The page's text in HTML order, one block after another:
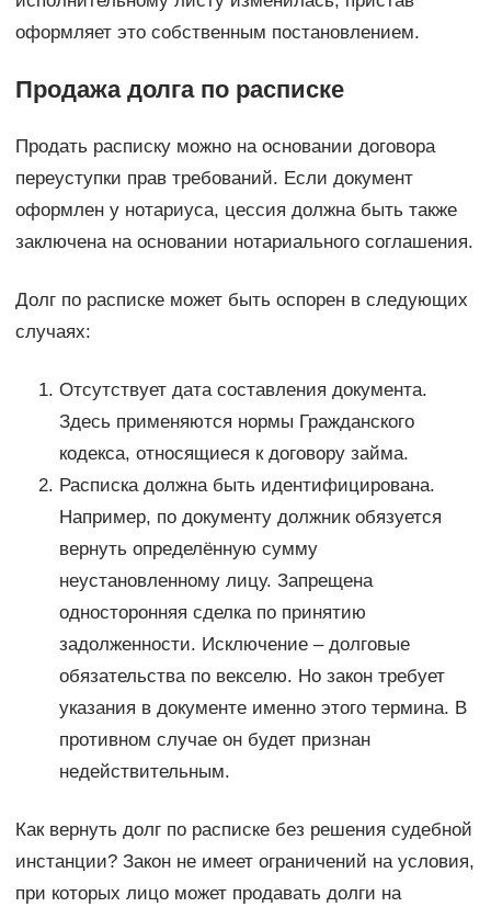
оформляет это собственным постановлением.
Продажа долга по расписке
Продать расписку можно на основании договора
переуступки прав требований. Если документ
оформлен у нотариуса, цессия должна быть также
заключена на основании нотариального соглашения.
Долг по расписке может быть оспорен в следующих
случаях:
Отсутствует дата составления документа.
Здесь применяются нормы Гражданского
кодекса, относящиеся к договору займа.
Расписка должна быть идентифицирована.
Например, по документу должник обязуется
вернуть определённую сумму
неустановленному лицу. Запрещена
односторонняя сделка по принятию
задолженности. Исключение – долговые
обязательства по векселю. Но закон требует
указания в документе именно этого термина. В
противном случае он будет признан
недействительным.
Как вернуть долг по расписке без решения судебной
инстанции? Закон не имеет ограничений на условия,
при которых лицо может продавать долги на